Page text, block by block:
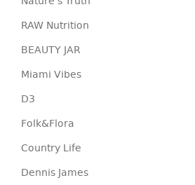
RAW Nutrition
BEAUTY JAR
Miami Vibes
D3
Folk&Flora
Country Life
Dennis James